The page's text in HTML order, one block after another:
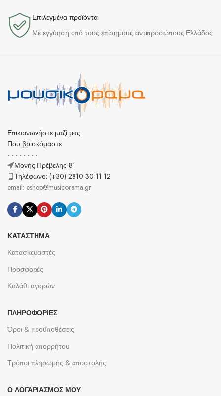
Επιλεγμένα προϊόντα​
Με εγγύηση από τους επίσημους αντιπροσώπους Ελλάδος
Επικοινωνήστε μαζί μας
Που βρισκόμαστε
- - - - - - - -
Μονής Πρέβελης 81
Τηλέφωνο: (+30) 2810 30 11 12
email: eshop@musicorama.gr
ΚΑΤΆΣΤΗΜΑ
Κατασκευαστές
Προσφορές
Καλάθι αγορών
ΠΛΗΡΟΦΟΡΊΕΣ
Όροι & προϋποθέσεις
Πολιτική απορρήτου
Τρόποι πληρωμής & αποστολής
Ο ΛΟΓΑΡΙΑΣΜΌΣ ΜΟΥ